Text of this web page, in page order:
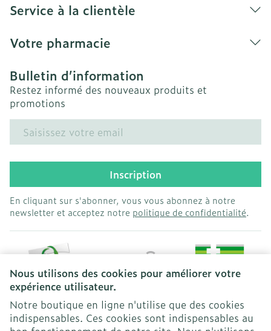
Nous utilisons des cookies pour améliorer votre
expérience utilisateur.
Notre boutique en ligne n'utilise que des cookies
indispensables. Ces cookies sont indispensables au
Service à la clientèle
Votre pharmacie
Bulletin d’information
Restez informé des nouveaux produits et
promotions
Adresse mail
Inscription
En cliquant sur s'abonner, vous vous abonnez à notre
newsletter et acceptez notre politique de confidentialité.